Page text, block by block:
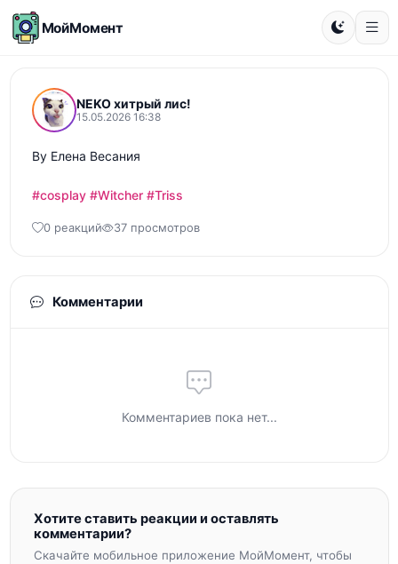
МойМомент
NEKO хитрый лис!
15.05.2026 16:38
By Елена Весания
#cosplay #Witcher #Triss
0 реакций 37 просмотров
Комментарии
Комментариев пока нет...
Хотите ставить реакции и оставлять
комментарии?
Скачайте мобильное приложение МойМомент, чтобы